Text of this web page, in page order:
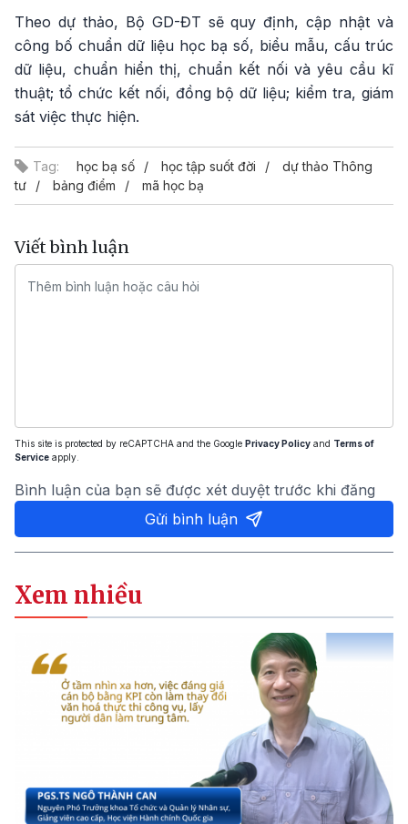
Theo dự thảo, Bộ GD-ĐT sẽ quy định, cập nhật và
công bố chuẩn dữ liệu học bạ số, biểu mẫu, cấu trúc
dữ liệu, chuẩn hiển thị, chuẩn kết nối và yêu cầu kĩ
thuật; tổ chức kết nối, đồng bộ dữ liệu; kiểm tra, giám
sát việc thực hiện.
Tag: học bạ số học tập suốt đời
dự thảo Thông
tư
bảng điểm mã học bạ
Viết bình luận
This site is protected by reCAPTCHA and the Google Privacy Policy and Terms of
Service apply.
Bình luận của bạn sẽ được xét duyệt trước khi đăng
Gửi bình luận
Xem nhiều